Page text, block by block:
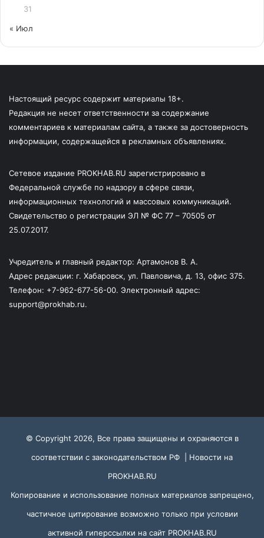
31
« Июл
Настоящий ресурс содержит материалы 18+.
Редакция не несет ответственности за содержание
комментариев к материалам сайта, а также за достоверность
информации, содержащейся в рекламных объявлениях.
Сетевое издание PROKHAB.RU зарегистрировано в
Федеральной службе по надзору в сфере связи,
информационных технологий и массовых коммуникаций.
Свидетельство о регистрации ЭЛ № ФС 77 – 70505 от
25.07.2017.
Учредитель и главный редактор: Артамонов В. А.
Адрес редакции: г. Хабаровск, ул. Павловича, д. 13, офис 375.
Телефон: +7-962-677-56-00. Электронный адрес:
support@prokhab.ru.
© Copyright 2026, Все права защищены и охраняются в
соответствии с законодательством РФ | Новости на
PROKHAB.RU
Копирование и использование полных материалов запрещено,
частичное цитирование возможно только при условии
активной гиперссылки на сайт PROKHAB.RU